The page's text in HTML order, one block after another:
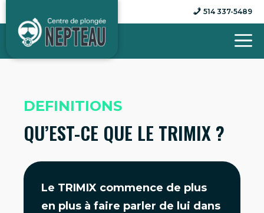
contenu
514 337-5489
DEFINITIONS
QU’EST-CE QUE LE TRIMIX ?
Le TRIMIX commence de plus
en plus à faire parler de lui dans